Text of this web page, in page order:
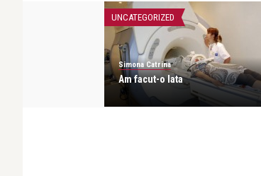
UNCATEGORIZED
Simona Catrina
Am facut-o lata